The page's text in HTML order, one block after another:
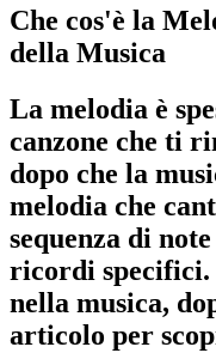
Che cos'è la
della Musica
La melodia è
canzone che ti
dopo che la
melodia che
sequenza di
ricordi specifici.
nella musica,
articolo per